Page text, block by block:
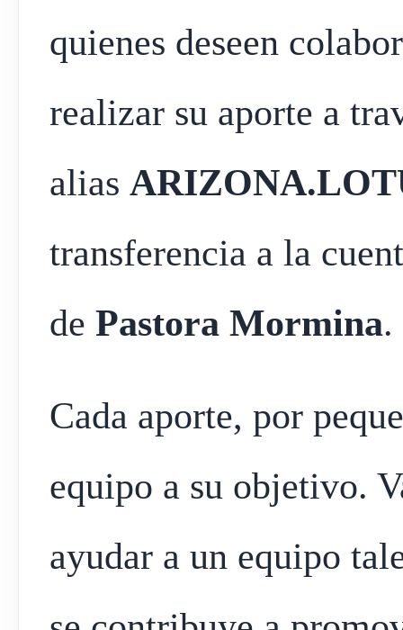
quienes deseen
realizar su aporte a
alias
transferencia a la
de Pastora Mormina.
Cada aporte, por
equipo a su objetivo.
ayudar a un equipo